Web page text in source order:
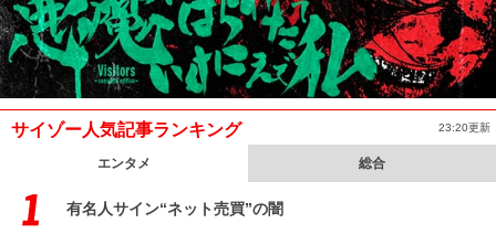
サイゾー人気記事ランキング 23:20更新
エンタメ 総合
有名人サイン“ネット売買”の闇